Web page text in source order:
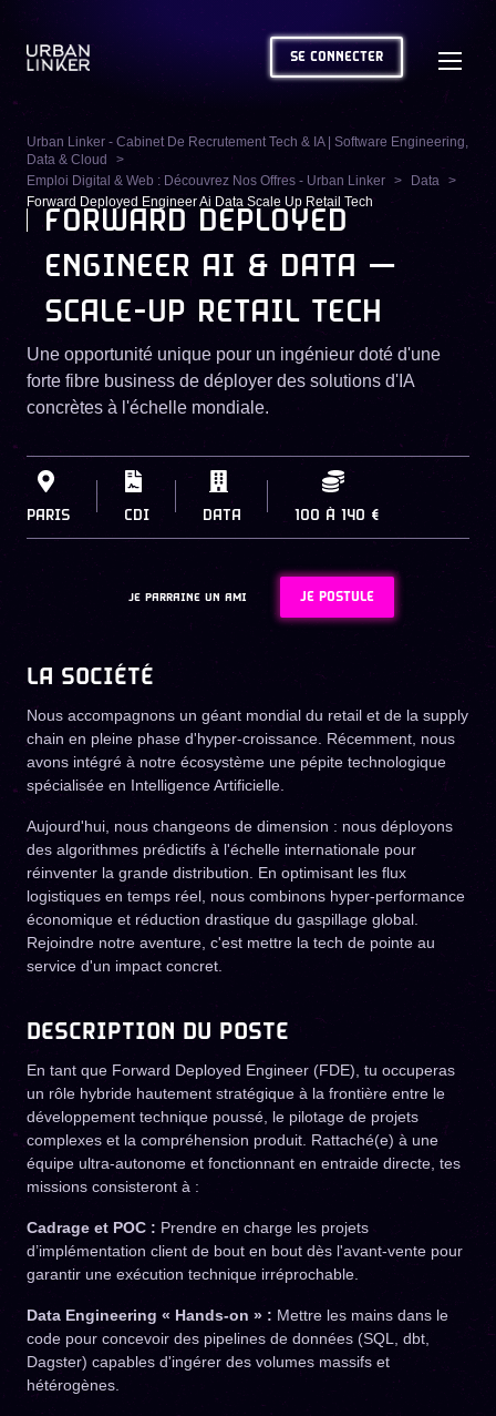
SE CONNECTER
Urban Linker - Cabinet De Recrutement Tech & IA | Software Engineering,
Data & Cloud
Emploi Digital & Web : Découvrez Nos Offres - Urban Linker
Data
Forward Deployed Engineer Ai Data Scale Up Retail Tech
FORWARD DEPLOYED
ENGINEER AI & DATA —
SCALE-UP RETAIL TECH
Une opportunité unique pour un ingénieur doté d'une
forte fibre business de déployer des solutions d'IA
concrètes à l'échelle mondiale.
PARIS CDI DATA 100 À 140 €
JE PARRAINE UN AMI JE POSTULE
LA SOCIÉTÉ
Nous accompagnons un géant mondial du retail et de la supply
chain en pleine phase d'hyper-croissance. Récemment, nous
avons intégré à notre écosystème une pépite technologique
spécialisée en Intelligence Artificielle.
Aujourd'hui, nous changeons de dimension : nous déployons
des algorithmes prédictifs à l'échelle internationale pour
réinventer la grande distribution. En optimisant les flux
logistiques en temps réel, nous combinons hyper-performance
économique et réduction drastique du gaspillage global.
Rejoindre notre aventure, c'est mettre la tech de pointe au
service d'un impact concret.
DESCRIPTION DU POSTE
En tant que Forward Deployed Engineer (FDE), tu occuperas
un rôle hybride hautement stratégique à la frontière entre le
développement technique poussé, le pilotage de projets
complexes et la compréhension produit. Rattaché(e) à une
équipe ultra-autonome et fonctionnant en entraide directe, tes
missions consisteront à :
Cadrage et POC : Prendre en charge les projets
d’implémentation client de bout en bout dès l'avant-vente pour
garantir une exécution technique irréprochable.
Data Engineering « Hands-on » : Mettre les mains dans le
code pour concevoir des pipelines de données (SQL, dbt,
Dagster) capables d'ingérer des volumes massifs et
hétérogènes.